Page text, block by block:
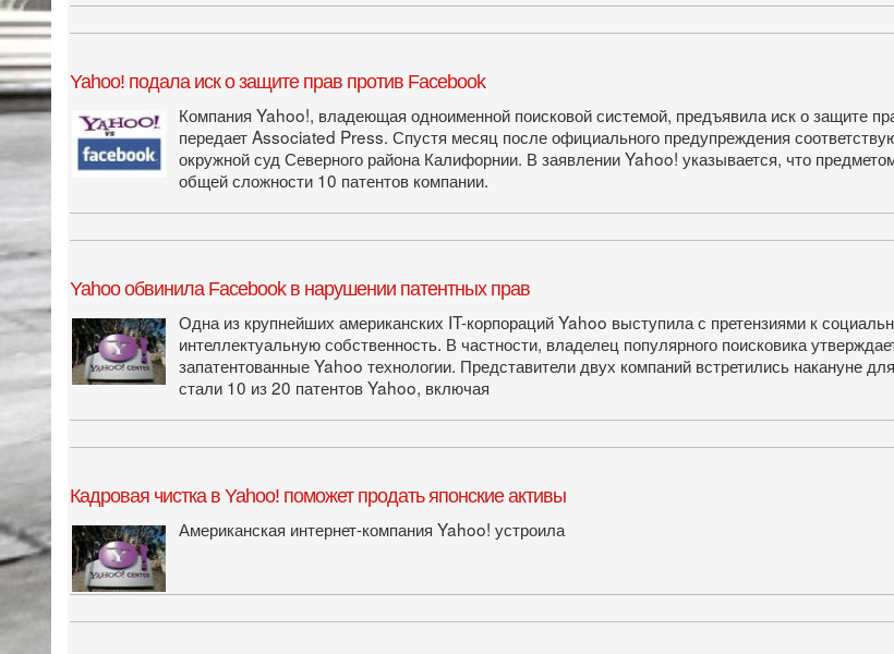
Yahoo! подала иск о защите прав против Facebook
Компания Yahoo!, владеющая одноименной поисковой системой, предъявила иск о защите
передает Associated Press. Спустя месяц после официального предупреждения
окружной суд Северного района Калифорнии. В заявлении Yahoo! указывается, что
общей сложности 10 патентов компании.
Yahoo обвинила Facebook в нарушении патентных прав
Одна из крупнейших американских IT-корпораций Yahoo выступила с претензиями к
интеллектуальную собственность. В частности, владелец популярного поисковика
запатентованные Yahoo технологии. Представители двух компаний встретились накануне
стали 10 из 20 патентов Yahoo, включая
Кадровая чистка в Yahoo! поможет продать японские активы
Американская интернет-компания Yahoo! устроила